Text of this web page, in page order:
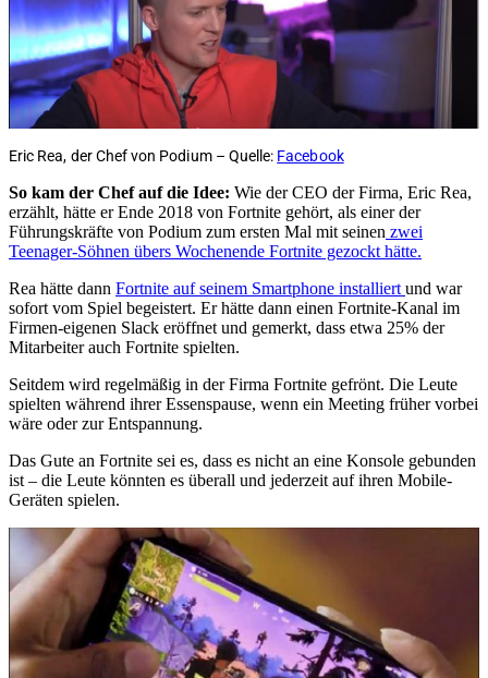
Eric Rea, der Chef von Podium – Quelle: Facebook
So kam der Chef auf die Idee: Wie der CEO der Firma, Eric Rea,
erzählt, hätte er Ende 2018 von Fortnite gehört, als einer der
Führungskräfte von Podium zum ersten Mal mit seinen zwei
Teenager-Söhnen übers Wochenende Fortnite gezockt hätte.
Rea hätte dann Fortnite auf seinem Smartphone installiert und war
sofort vom Spiel begeistert. Er hätte dann einen Fortnite-Kanal im
Firmen-eigenen Slack eröffnet und gemerkt, dass etwa 25% der
Mitarbeiter auch Fortnite spielten.
Seitdem wird regelmäßig in der Firma Fortnite gefrönt. Die Leute
spielten während ihrer Essenspause, wenn ein Meeting früher vorbei
wäre oder zur Entspannung.
Das Gute an Fortnite sei es, dass es nicht an eine Konsole gebunden
ist – die Leute könnten es überall und jederzeit auf ihren Mobile-
Geräten spielen.